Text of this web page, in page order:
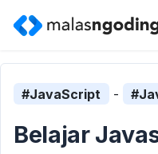
#JavaScript -
Belajar